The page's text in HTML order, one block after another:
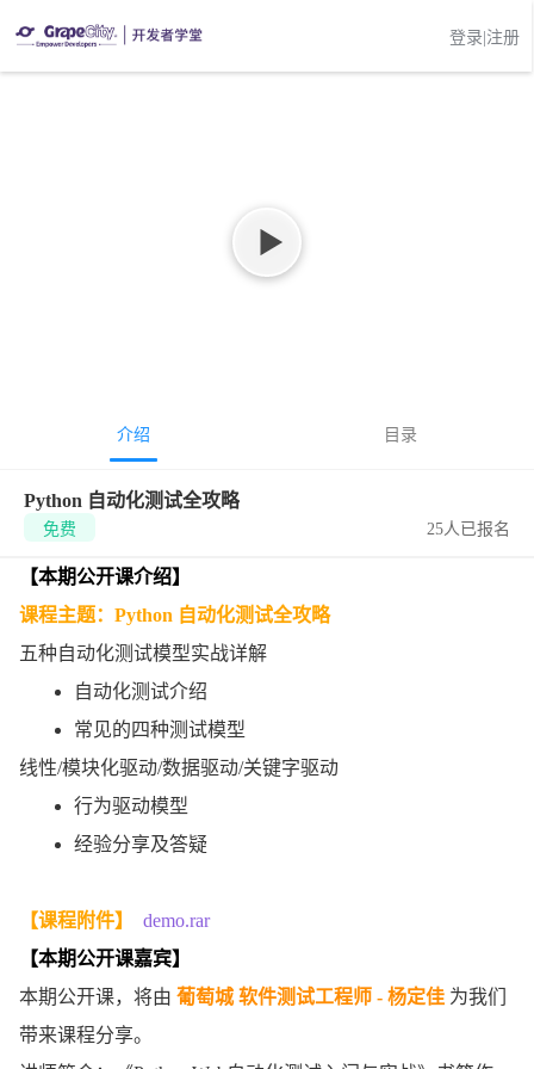
登录|注册
介绍 目录
Python 自动化测试全攻略
免费 25人已报名
【本期公开课介绍】
课程主题：Python 自动化测试全攻略
五种自动化测试模型实战详解
自动化测试介绍
常见的四种测试模型
线性/模块化驱动/数据驱动/关键字驱动
行为驱动模型
经验分享及答疑
【课程附件】
demo.rar
【本期公开课嘉宾】
本期公开课，将由 葡萄城 软件测试工程师 - 杨定佳 为我们
带来课程分享。